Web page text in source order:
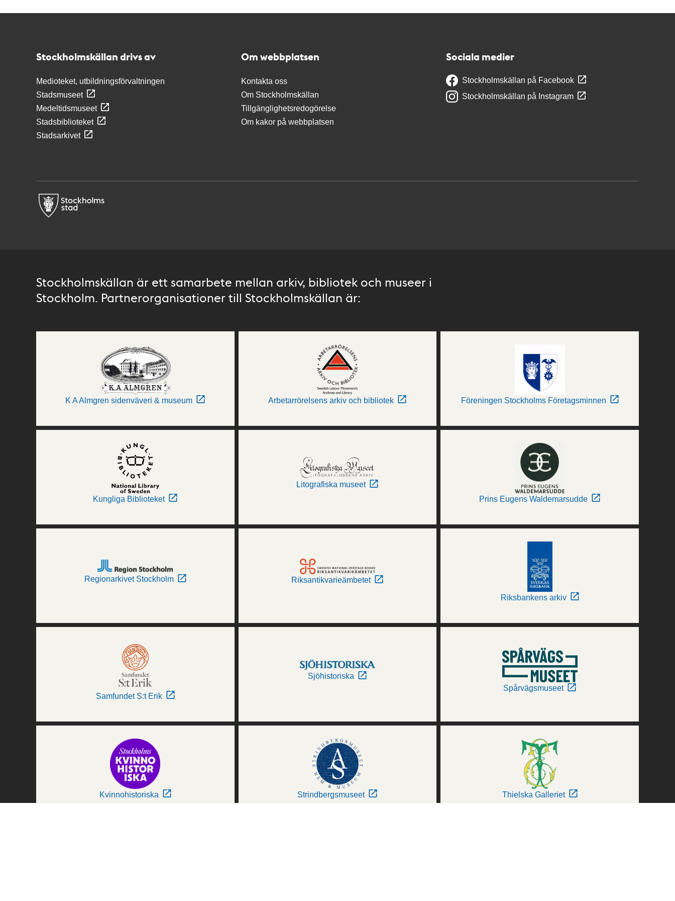
Stockholmskällan drivs av
Medioteket, utbildningsförvaltningen
Stadsmuseet
Medeltidsmuseet
Stadsbiblioteket
Stadsarkivet
Om webbplatsen
Kontakta oss
Om Stockholmskällan
Tillgänglighetsredogörelse
Om kakor på webbplatsen
Sociala medier
Stockholmskällan på Facebook
Stockholmskällan på Instagram
Stockholmskällan är ett samarbete mellan arkiv, bibliotek och museer i
Stockholm. Partnerorganisationer till Stockholmskällan är:
K A Almgren sidenväveri & museum Arbetarrörelsens arkiv och bibliotek Föreningen Stockholms Företagsminnen
Kungliga Biblioteket
Litografiska museet
Prins Eugens Waldemarsudde
Regionarkivet Stockholm Riksantikvarieämbetet
Riksbankens arkiv
Samfundet S:t Erik
Sjöhistoriska
Spårvägsmuseet
Kvinnohistoriska Strindbergsmuseet Thielska Galleriet